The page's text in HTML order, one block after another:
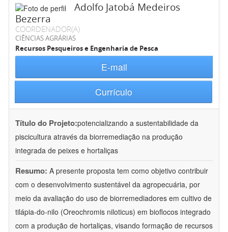
Adolfo Jatobá Medeiros
Bezerra
COORDENADOR(A)
CIÊNCIAS AGRÁRIAS
Recursos Pesqueiros e Engenharia de Pesca
E-mail
Currículo
Título do Projeto:potencializando a sustentabilidade da
piscicultura através da biorremediação na produção
integrada de peixes e hortaliças
Resumo: A presente proposta tem como objetivo contribuir
com o desenvolvimento sustentável da agropecuária, por
meio da avaliação do uso de biorremediadores em cultivo de
tilápia-do-nilo (Oreochromis niloticus) em bioflocos integrado
com a produção de hortaliças, visando formação de recursos